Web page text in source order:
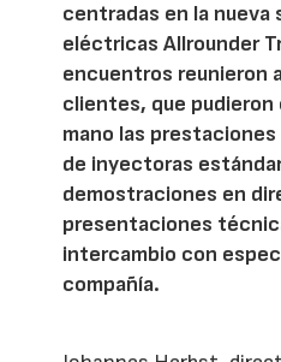
centradas en la nueva
eléctricas Allrounder
encuentros reunieron
clientes, que
mano las
de inyectoras
demostraciones en
presentaciones
intercambio con
compañía.